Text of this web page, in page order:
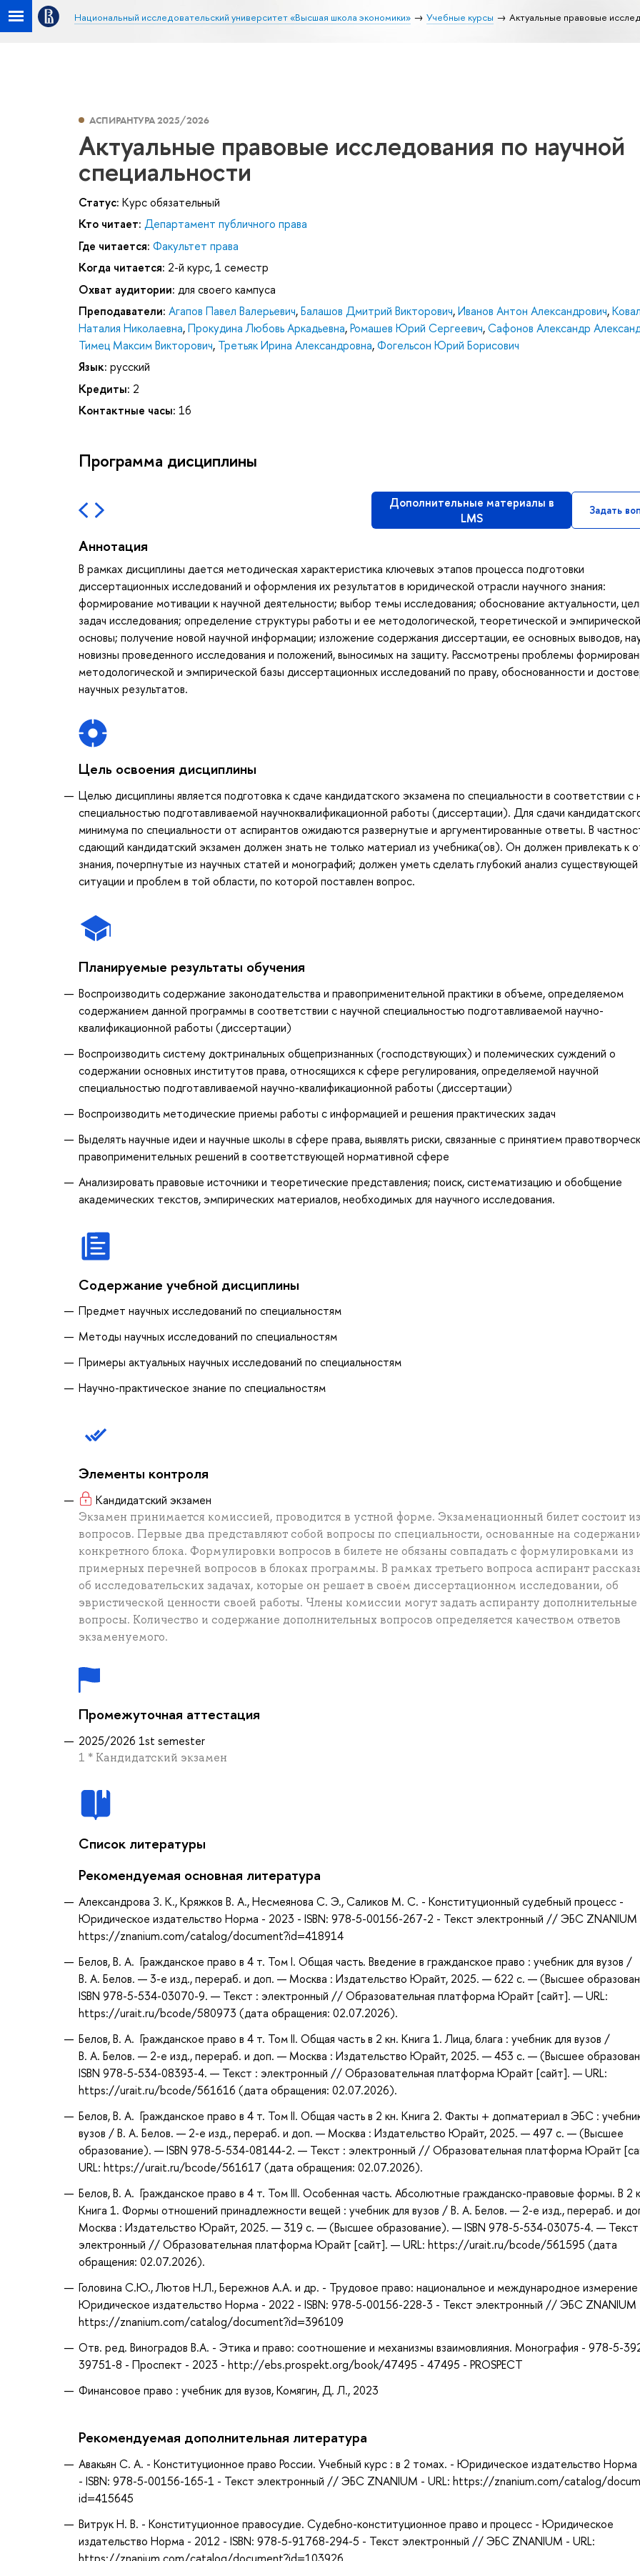
Национальный исследовательский университет «Высшая школа экономики» Учебные курсы Актуальные правовые
АСПИРАНТУРА 2025/2026
Актуальные правовые исследования по научной
специальности
Статус: Курс обязательный
Кто читает: Департамент публичного права
Где читается: Факультет права
Когда читается: 2-й курс, 1 семестр
Охват аудитории: для своего кампуса
Преподаватели: Агапов Павел Валерьевич,Балашов Дмитрий Викторович,Иванов Антон Александрович,
Наталия Николаевна,Прокудина Любовь Аркадьевна,Ромашев Юрий Сергеевич,Сафонов Александр
Тимец Максим Викторович, Третьяк Ирина Александровна,Фогельсон Юрий Борисович
Язык: русский
Кредиты: 2
Контактные часы: 16
Программа дисциплины
Дополнительные материалы в
LMS
Задать
Аннотация
В рамках дисциплины дается методическая характеристика ключевых этапов процесса подготовки
диссертационных исследований и оформления их результатов в юридической отрасли научного знания:
формирование мотивации к научной деятельности; выбор темы исследования; обоснование актуальности,
задач исследования; определение структуры работы и ее методологической, теоретической и эмпирической
основы; получение новой научной информации; изложение содержания диссертации, ее основных выводов,
новизны проведенного исследования и положений, выносимых на защиту. Рассмотрены проблемы
методологической и эмпирической базы диссертационных исследований по праву, обоснованности и
научных результатов.
Цель освоения дисциплины
Целью дисциплины является подготовка к сдаче кандидатского экзамена по специальности в соответствии с
специальностью подготавливаемой научноквалификационной работы (диссертации). Для сдачи
минимума по специальности от аспирантов ожидаются развернутые и аргументированные ответы. В
сдающий кандидатский экзамен должен знать не только материал из учебника(ов). Он должен привлекать к
знания, почерпнутые из научных статей и монографий; должен уметь сделать глубокий анализ существующей
ситуации и проблем в той области, по которой поставлен вопрос.
Планируемые результаты обучения
Воспроизводить содержание законодательства и правоприменительной практики в объеме, определяемом
содержанием данной программы в соответствии с научной специальностью подготавливаемой научно-
квалификационной работы (диссертации)
Воспроизводить систему доктринальных общепризнанных (господствующих) и полемических суждений о
содержании основных институтов права, относящихся к сфере регулирования, определяемой научной
специальностью подготавливаемой научно-квалификационной работы (диссертации)
Воспроизводить методические приемы работы с информацией и решения практических задач
Выделять научные идеи и научные школы в сфере права, выявлять риски, связанные с принятием
правоприменительных решений в соответствующей нормативной сфере
Анализировать правовые источники и теоретические представления; поиск, систематизацию и обобщение
академических текстов, эмпирических материалов, необходимых для научного исследования.
Содержание учебной дисциплины
Предмет научных исследований по специальностям
Методы научных исследований по специальностям
Примеры актуальных научных исследований по специальностям
Научно-практическое знание по специальностям
Элементы контроля
Кандидатский экзамен
Экзамен принимается комиссией, проводится в устной форме. Экзаменационный билет состоит
вопросов. Первые два представляют собой вопросы по специальности, основанные на
конкретного блока. Формулировки вопросов в билете не обязаны совпадать с формулировками из
примерных перечней вопросов в блоках программы. В рамках третьего вопроса аспирант
об исследовательских задачах, которые он решает в своём диссертационном исследовании, об
эвристической ценности своей работы. Члены комиссии могут задать аспиранту дополнительные
вопросы. Количество и содержание дополнительных вопросов определяется качеством ответов
экзаменуемого.
Промежуточная аттестация
2025/2026 1st semester
1 * Кандидатский экзамен
Список литературы
Рекомендуемая основная литература
Александрова З. К., Кряжков В. А., Несмеянова С. Э., Саликов М. С. - Конституционный судебный процесс -
Юридическое издательство Норма - 2023 - ISBN: 978-5-00156-267-2 - Текст электронный // ЭБС ZNANIUM
https://znanium.com/catalog/document?id=418914
Белов, В. А. Гражданское право в 4 т. Том I. Общая часть. Введение в гражданское право : учебник для вузов /
В. А. Белов. — 3-е изд., перераб. и доп. — Москва : Издательство Юрайт, 2025. — 622 с. — (Высшее
ISBN 978-5-534-03070-9. — Текст : электронный // Образовательная платформа Юрайт [сайт]. — URL:
https://urait.ru/bcode/580973 (дата обращения: 02.07.2026).
Белов, В. А. Гражданское право в 4 т. Том II. Общая часть в 2 кн. Книга 1. Лица, блага : учебник для вузов /
В. А. Белов. — 2-е изд., перераб. и доп. — Москва : Издательство Юрайт, 2025. — 453 с. — (Высшее
ISBN 978-5-534-08393-4. — Текст : электронный // Образовательная платформа Юрайт [сайт]. — URL:
https://urait.ru/bcode/561616 (дата обращения: 02.07.2026).
Белов, В. А. Гражданское право в 4 т. Том II. Общая часть в 2 кн. Книга 2. Факты + допматериал в ЭБС :
вузов / В. А. Белов. — 2-е изд., перераб. и доп. — Москва : Издательство Юрайт, 2025. — 497 с. — (Высшее
образование). — ISBN 978-5-534-08144-2. — Текст : электронный // Образовательная платформа Юрайт
URL: https://urait.ru/bcode/561617 (дата обращения: 02.07.2026).
Белов, В. А. Гражданское право в 4 т. Том III. Особенная часть. Абсолютные гражданско-правовые формы. В 2
Книга 1. Формы отношений принадлежности вещей : учебник для вузов / В. А. Белов. — 2-е изд., перераб. и
Москва : Издательство Юрайт, 2025. — 319 с. — (Высшее образование). — ISBN 978-5-534-03075-4. —
электронный // Образовательная платформа Юрайт [сайт]. — URL: https://urait.ru/bcode/561595 (дата
обращения: 02.07.2026).
Головина С.Ю., Лютов Н.Л., Бережнов А.А. и др. - Трудовое право: национальное и международное
Юридическое издательство Норма - 2022 - ISBN: 978-5-00156-228-3 - Текст электронный // ЭБС ZNANIUM
https://znanium.com/catalog/document?id=396109
Отв. ред. Виноградов В.А. - Этика и право: соотношение и механизмы взаимовлияния. Монография - 978-5-
39751-8 - Проспект - 2023 - http://ebs.prospekt.org/book/47495 - 47495 - PROSPECT
Финансовое право : учебник для вузов, Комягин, Д. Л., 2023
Рекомендуемая дополнительная литература
Авакьян С. А. - Конституционное право России. Учебный курс : в 2 томах. - Юридическое издательство
- ISBN: 978-5-00156-165-1 - Текст электронный // ЭБС ZNANIUM - URL: https://znanium.com/catalog/
id=415645
Витрук Н. В. - Конституционное правосудие. Судебно-конституционное право и процесс - Юридическое
издательство Норма - 2012 - ISBN: 978-5-91768-294-5 - Текст электронный // ЭБС ZNANIUM - URL:
https://znanium.com/catalog/document?id=103926